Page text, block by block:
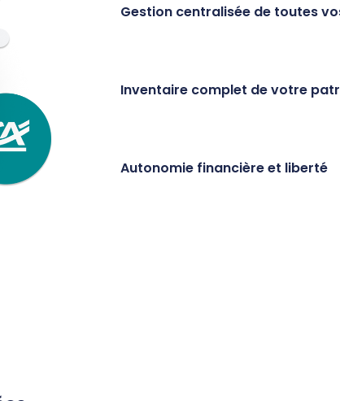
Gestion centralisée de toutes
Inventaire complet de votre
Autonomie financière et liberté